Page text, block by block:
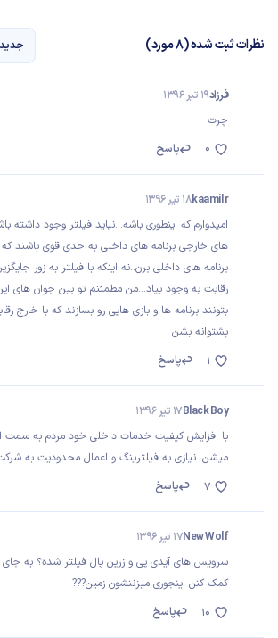
نظرات ثبت شده (8 مورد)
فرزاد19 تیر 1396
چرت
پاسخ
0
kaamil r18 تیر 1396
امیدوارم که اینطوری باشه...نباید فیلتر وجود داشته
های خارجی برنامه های داخلی به حدی قوی باشند
برنامه های داخلی برن..نه اینکه با فیلتر به زور
رقابت به وجود بیاد...من مطمئنم تو بین جوان های
بتونند برنامه ها و بازی هایی رو بسازند که با خارج
پشتوانه بشن
پاسخ
1
Black Boy17 تیر 1396
با افزایش کیفیت خدمات داخلی خود مردم به سمت
میشن. نیازی به فیلترینگ و اعمال محدودیت به
پاسخ
7
New Wolf17 تیر 1396
سرویس های آیدی پی و زرین پال فیلتر شده؟ به جای
کمک کنن اینجوری میزننشون زمین???
پاسخ
10